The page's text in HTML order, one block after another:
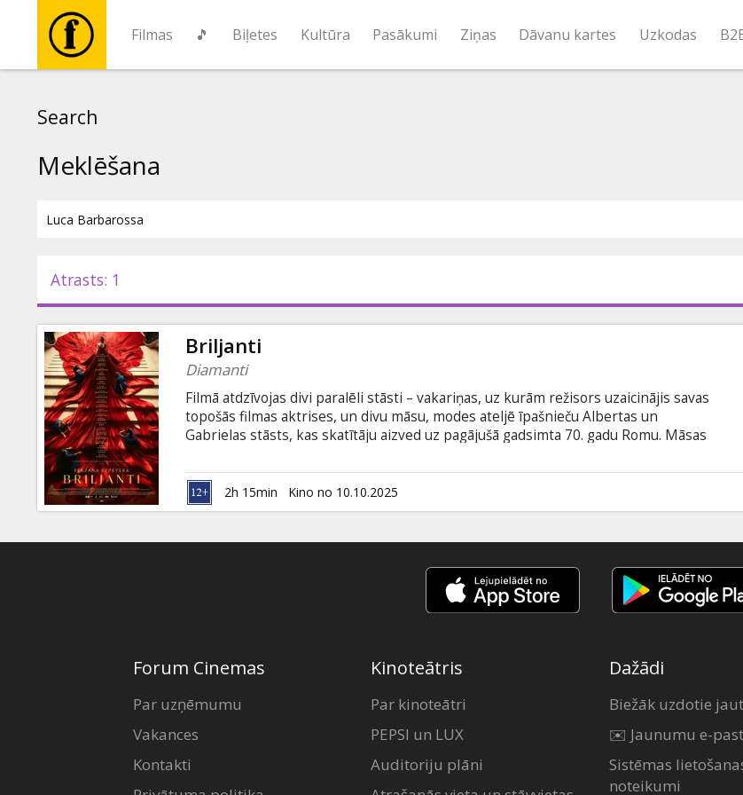
Filmas 🎵 Biļetes Kultūra Pasākumi Ziņas Dāvanu kartes Uzkodas
Pasākumi
Ziņas
Dāvanu
kartes
Uzkodas
B2B
Search
Meklēšana
Atrasts: 1
Briljanti
Diamanti
Filmā atdzīvojas divi paralēli stāsti – vakariņas, uz kurām režisors uzaicinājis savas
topošās filmas aktrises, un divu māsu, modes ateljē īpašnieču Albertas un
Gabrielas stāsts, kas skatītāju aizved uz pagājušā gadsimta 70. gadu Romu. Māsas
norisinās 18. gadsimtā. Filmas kostīmu mākslinieks ir neticami prasīgs, turklāt
modes ateljē dāmām jātiek galā arī ar divu primadonnu sāncensību, kuru ceļi
nedrīkst krustoties. Filma itāliešu valodā ar subtitriem latviešu un krievu valodā.
2h 15min Kino no 10.10.2025
Forum Cinemas
Par uzņēmumu
Vakances
Kontakti
Kinoteātris
Par kinoteātri
PEPSI un LUX
Auditoriju plāni
Dažādi
Biežāk uzdotie
✉️ Jaunumu e-
Sistēmas
noteikumi